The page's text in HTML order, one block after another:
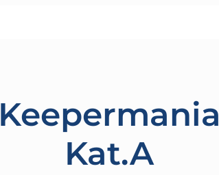
Keepermania
Kat.A